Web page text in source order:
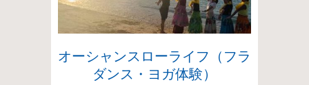
オーシャンスローライフ（フラ
ダンス・ヨガ体験）